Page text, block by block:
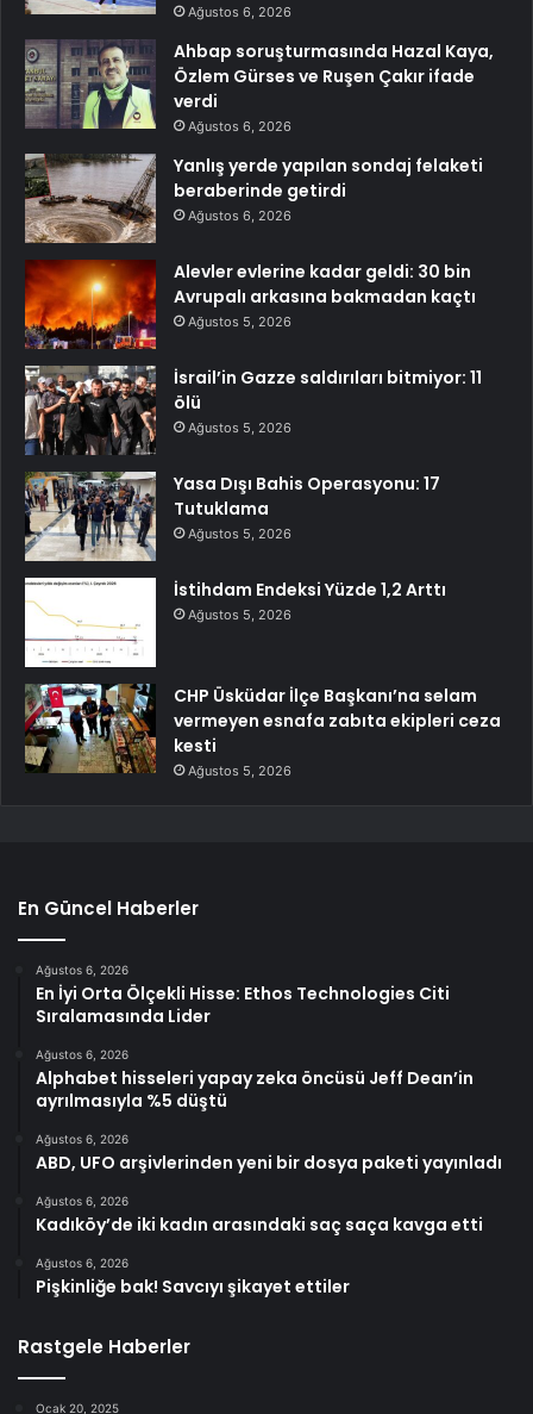
Ağustos 6, 2026
Ahbap soruşturmasında Hazal Kaya,
Özlem Gürses ve Ruşen Çakır ifade
verdi
Ağustos 6, 2026
Yanlış yerde yapılan sondaj felaketi
beraberinde getirdi
Ağustos 6, 2026
Alevler evlerine kadar geldi: 30 bin
Avrupalı arkasına bakmadan kaçtı
Ağustos 5, 2026
İsrail’in Gazze saldırıları bitmiyor: 11
ölü
Ağustos 5, 2026
Yasa Dışı Bahis Operasyonu: 17
Tutuklama
Ağustos 5, 2026
İstihdam Endeksi Yüzde 1,2 Arttı
Ağustos 5, 2026
CHP Üsküdar İlçe Başkanı’na selam
vermeyen esnafa zabıta ekipleri ceza
kesti
Ağustos 5, 2026
En Güncel Haberler
Ağustos 6, 2026
En İyi Orta Ölçekli Hisse: Ethos Technologies Citi
Sıralamasında Lider
Ağustos 6, 2026
Alphabet hisseleri yapay zeka öncüsü Jeff Dean’in
ayrılmasıyla %5 düştü
Ağustos 6, 2026
ABD, UFO arşivlerinden yeni bir dosya paketi yayınladı
Ağustos 6, 2026
Kadıköy’de iki kadın arasındaki saç saça kavga etti
Ağustos 6, 2026
Pişkinliğe bak! Savcıyı şikayet ettiler
Rastgele Haberler
Ocak 20, 2025